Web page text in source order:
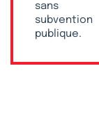
sans
subvention
publique.